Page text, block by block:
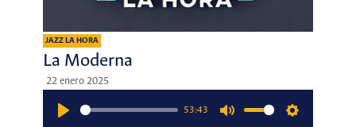
JAZZ LA HORA
La Moderna
22 enero 2025
53:43